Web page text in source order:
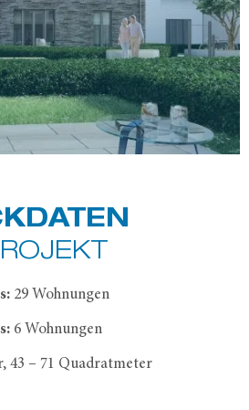
29 Wohnungen
6 Wohnungen
43 – 71 Quadratmeter